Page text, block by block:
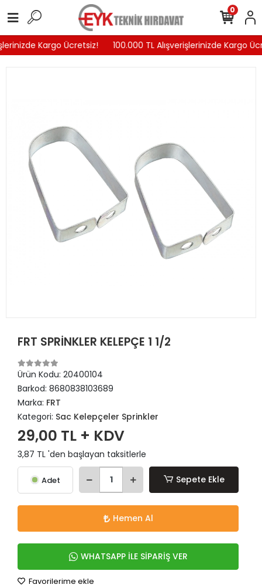
Kargo Ücretsiz! 100.000 TL Alışverişlerinizde Kargo
0
FRT SPRİNKLER KELEPÇE 1 1/2
Ürün Kodu: 20400104
Barkod: 8680838103689
Marka: FRT
Kategori: Sac Kelepçeler Sprinkler
29,00 TL + KDV
3,87 TL 'den başlayan taksitlerle
Adet Sepete Ekle
Hemen Al
WHATSAPP İLE SİPARİŞ VER
Favorilerime ekle